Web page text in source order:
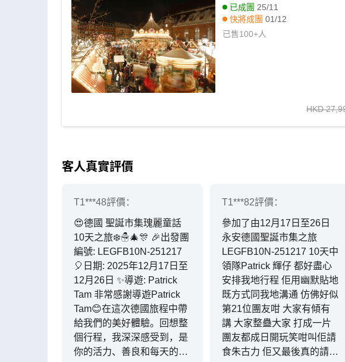
已成團 25/11
快將成團 01/12
其他日期
已售100+人
HKD
客人真實評價
T1***48評價：
😍德國 聖誕市集瑰麗童話
10天之旅❄️☃️🎄🎊 🎉出發團
編號: LEGFB10N-251217
🎈日期: 2025年12月17日至
12月26日 ✨️導遊: Patrick
Tam 非常感謝導遊Patrick
Tam😊在這次德國旅程中帶
給我們的美好體驗。回想整
個行程，我深深感受到，是
你的活力、善良和每天的笑
T1***82評價：
參加了由12月17日至26日
永安德國聖誕市集之旅
LEGFB10N-251217 10天中
領隊Patrick 輝仔 都好盡心
安排我地行程 佢用幽默貼地
既方式同我地溝通 仿佛好似
第21位團友咁 大家有傾有
講 大家整蠱大家 打成一片
團友都成日開玩笑咁叫佢請
食朱古力 佢又最後真的請全